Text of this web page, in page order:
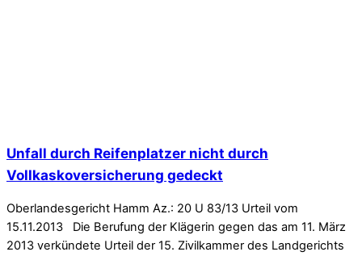
Unfall durch Reifenplatzer nicht durch
Vollkaskoversicherung gedeckt
Oberlandesgericht Hamm Az.: 20 U 83/13 Urteil vom
15.11.2013 Die Berufung der Klägerin gegen das am 11. März
2013 verkündete Urteil der 15. Zivilkammer des Landgerichts